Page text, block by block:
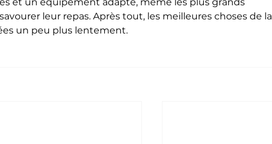
leur repas. Après tout, les meilleures choses de la
un peu plus lentement.